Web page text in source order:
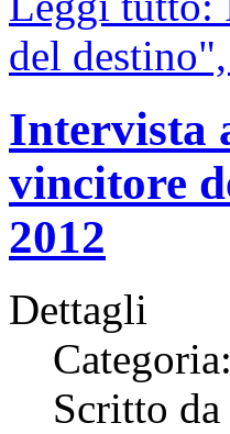
del
Intervista
vincitore
2012
Dettagli
Categoria:
Scritto da